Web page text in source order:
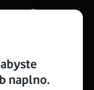
naplno.